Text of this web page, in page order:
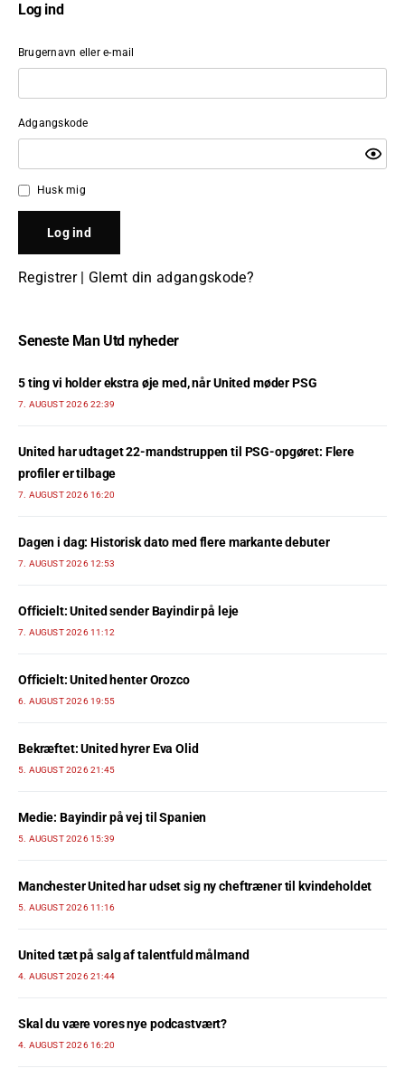
Log ind
Brugernavn eller e-mail
Adgangskode
Husk mig
Registrer| Glemt din adgangskode?
Seneste Man Utd nyheder
5 ting vi holder ekstra øje med, når United møder PSG
7. AUGUST 2026 22:39
United har udtaget 22-mandstruppen til PSG-opgøret: Flere
profiler er tilbage
7. AUGUST 2026 16:20
Dagen i dag: Historisk dato med flere markante debuter
7. AUGUST 2026 12:53
Officielt: United sender Bayindir på leje
7. AUGUST 2026 11:12
Officielt: United henter Orozco
6. AUGUST 2026 19:55
Bekræftet: United hyrer Eva Olid
5. AUGUST 2026 21:45
Medie: Bayindir på vej til Spanien
5. AUGUST 2026 15:39
Manchester United har udset sig ny cheftræner til kvindeholdet
5. AUGUST 2026 11:16
United tæt på salg af talentfuld målmand
4. AUGUST 2026 21:44
Skal du være vores nye podcastvært?
4. AUGUST 2026 16:20